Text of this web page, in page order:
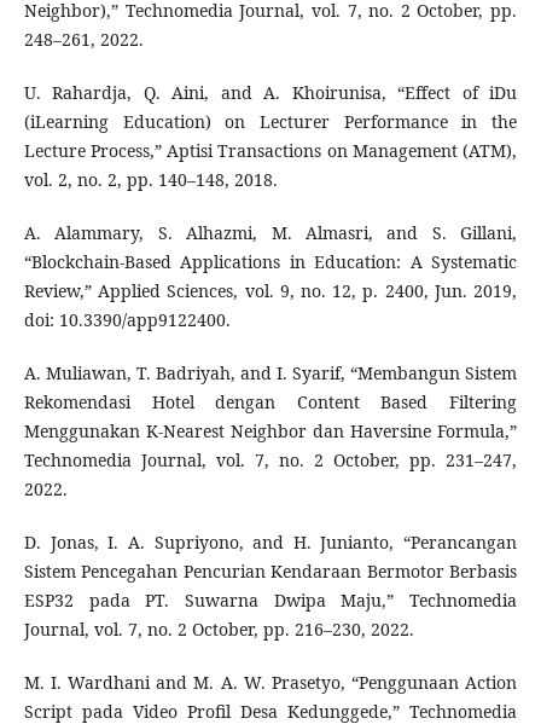
Neighbor),” Technomedia Journal, vol. 7, no. 2 October, pp.
248–261, 2022.
U. Rahardja, Q. Aini, and A. Khoirunisa, “Effect of iDu
(iLearning Education) on Lecturer Performance in the
Lecture Process,” Aptisi Transactions on Management (ATM),
vol. 2, no. 2, pp. 140–148, 2018.
A. Alammary, S. Alhazmi, M. Almasri, and S. Gillani,
“Blockchain-Based Applications in Education: A Systematic
Review,” Applied Sciences, vol. 9, no. 12, p. 2400, Jun. 2019,
doi: 10.3390/app9122400.
A. Muliawan, T. Badriyah, and I. Syarif, “Membangun Sistem
Rekomendasi Hotel dengan Content Based Filtering
Menggunakan K-Nearest Neighbor dan Haversine Formula,”
Technomedia Journal, vol. 7, no. 2 October, pp. 231–247,
2022.
D. Jonas, I. A. Supriyono, and H. Junianto, “Perancangan
Sistem Pencegahan Pencurian Kendaraan Bermotor Berbasis
ESP32 pada PT. Suwarna Dwipa Maju,” Technomedia
Journal, vol. 7, no. 2 October, pp. 216–230, 2022.
M. I. Wardhani and M. A. W. Prasetyo, “Penggunaan Action
Script pada Video Profil Desa Kedunggede,” Technomedia